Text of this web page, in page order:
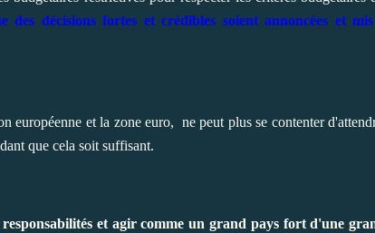
des décisions fortes et crédibles soient annoncées et
européenne et la zone euro, ne peut plus se contenter
que cela soit suffisant.
et agir comme un grand pays fort d'une